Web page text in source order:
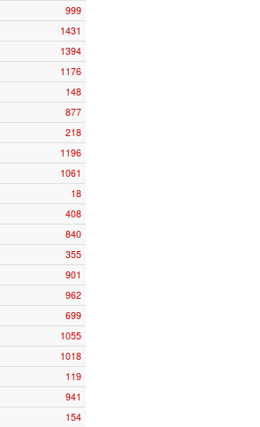
999
1431
1394
1176
148
877
218
1196
1061
18
408
840
355
901
962
699
1055
1018
119
941
154